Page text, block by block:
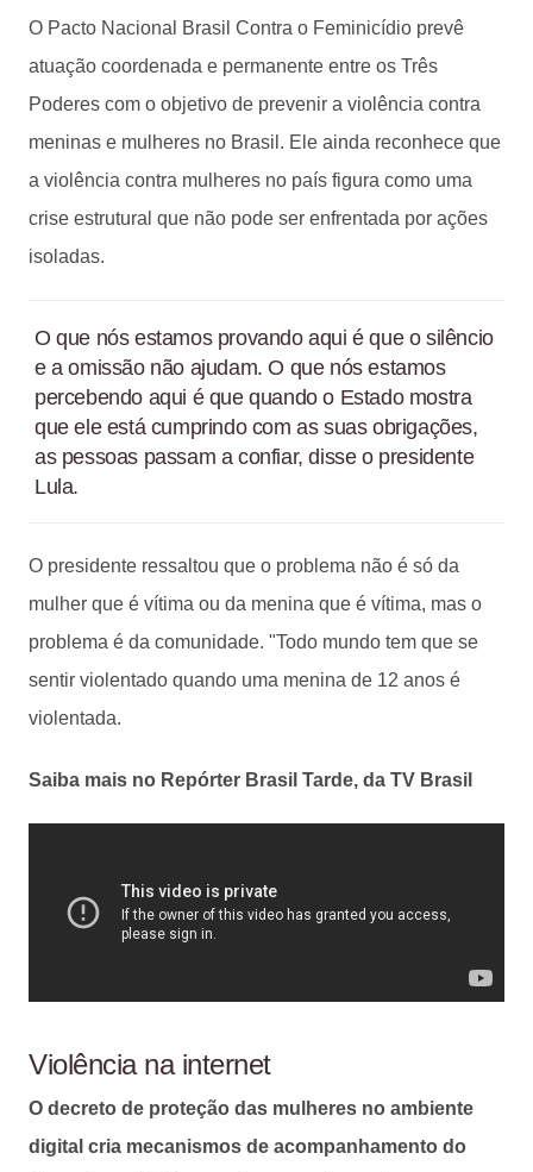
O Pacto Nacional Brasil Contra o Feminicídio prevê
atuação coordenada e permanente entre os Três
Poderes com o objetivo de prevenir a violência contra
meninas e mulheres no Brasil. Ele ainda reconhece que
a violência contra mulheres no país figura como uma
crise estrutural que não pode ser enfrentada por ações
isoladas.
O que nós estamos provando aqui é que o silêncio
e a omissão não ajudam. O que nós estamos
percebendo aqui é que quando o Estado mostra
que ele está cumprindo com as suas obrigações,
as pessoas passam a confiar, disse o presidente
Lula.
O presidente ressaltou que o problema não é só da
mulher que é vítima ou da menina que é vítima, mas o
problema é da comunidade. "Todo mundo tem que se
sentir violentado quando uma menina de 12 anos é
violentada.
Saiba mais no Repórter Brasil Tarde, da TV Brasil
Violência na internet
O decreto de proteção das mulheres no ambiente
digital cria mecanismos de acompanhamento do